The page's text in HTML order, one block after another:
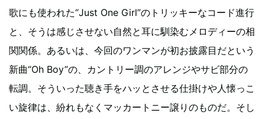
歌にも使われた“Just One Girl”のトリッキーなコード進行
と、そうは感じさせない自然と耳に馴染むメロディーの相
関関係。あるいは、今回のワンマンが初お披露目だという
新曲“Oh Boy”の、カントリー調のアレンジやサビ部分の
転調。そういった聴き手をハッとさせる仕掛けや人懐っこ
い旋律は、紛れもなくマッカートニー譲りのものだ。そし